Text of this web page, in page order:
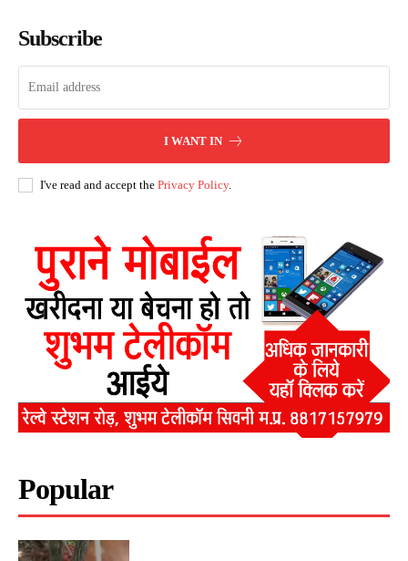
Subscribe
I WANT IN
I've read and accept the Privacy Policy.
Popular